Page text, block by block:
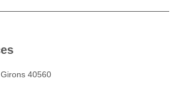
40560